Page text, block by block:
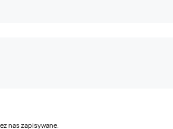
nas zapisywane.